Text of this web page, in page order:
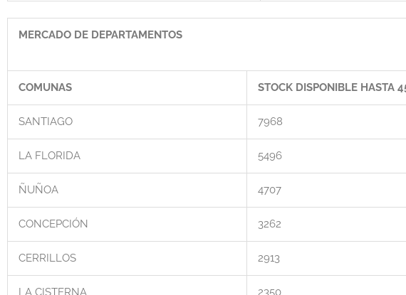
MERCADO DE DEPARTAMENTOS
COMUNAS STOCK DISPONIBLE HASTA
SANTIAGO 7968
LA FLORIDA 5496
ÑUÑOA 4707
CONCEPCIÓN 3262
CERRILLOS 2913
LA CISTERNA 2350